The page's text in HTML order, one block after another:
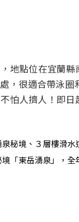
地點位在宜蘭
，很適合帶泳
怕人擠人！即
「東岳湧泉」，全